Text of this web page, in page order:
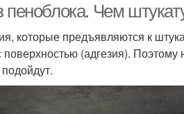
пеноблока. Чем
которые предъявляются к
(адгезия).